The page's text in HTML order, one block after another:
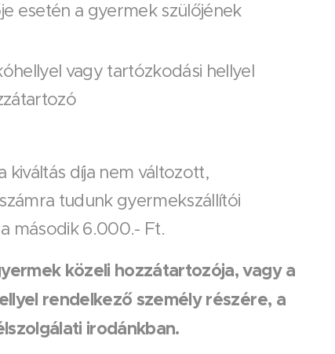
esetén a gyermek szülőjének
vagy tartózkodási hellyel
kiváltás díja nem változott,
tudunk gyermekszállítói
második 6.000.- Ft.
közeli hozzátartozója, vagy a
rendelkező személy részére, a
irodánkban.